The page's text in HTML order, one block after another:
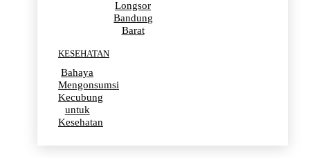
Longsor
Bandung
Barat
KESEHATAN
Bahaya
Mengonsumsi
Kecubung
untuk
Kesehatan